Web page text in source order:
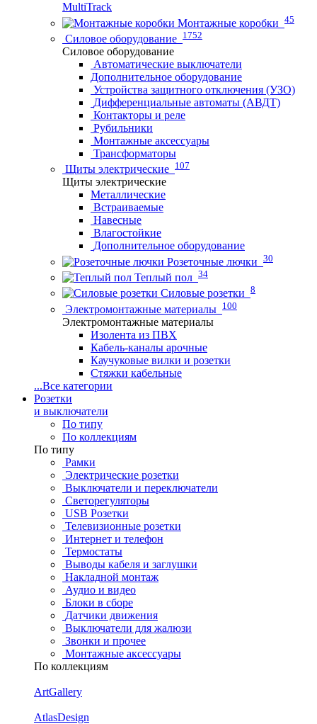
MultiTrack
Монтажные коробки 45
Силовое оборудование 1752
Силовое оборудование
Автоматические выключатели
Дополнительное оборудование
Устройства защитного отключения (УЗО)
Дифференциальные автоматы (АВДТ)
Контакторы и реле
Рубильники
Монтажные аксессуары
Трансформаторы
Щиты электрические 107
Щиты электрические
Металлические
Встраиваемые
Навесные
Влагостойкие
Дополнительное оборудование
Розеточные лючки 30
Теплый пол 34
Силовые розетки 8
Электромонтажные материалы 100
Электромонтажные материалы
Изолента из ПВХ
Кабель-каналы арочные
Каучуковые вилки и розетки
Стяжки кабельные
...Все категории
Розетки
и выключатели
По типу
По коллекциям
По типу
Рамки
Электрические розетки
Выключатели и переключатели
Светорегуляторы
USB Розетки
Телевизионные розетки
Интернет и телефон
Термостаты
Выводы кабеля и заглушки
Накладной монтаж
Аудио и видео
Блоки в сборе
Датчики движения
Выключатели для жалюзи
Звонки и прочее
Монтажные аксессуары
По коллекциям
ArtGallery
AtlasDesign